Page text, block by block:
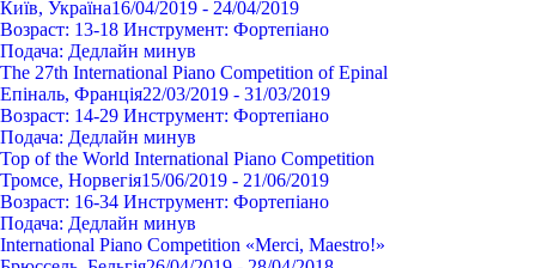
Київ, Україна16/04/2019 - 24/04/2019
Возраст: 13-18 Инструмент: Фортепіано
Подача: Дедлайн минув
The 27th International Piano Competition of Epinal
Епіналь, Франція22/03/2019 - 31/03/2019
Возраст: 14-29 Инструмент: Фортепіано
Подача: Дедлайн минув
Top of the World International Piano Competition
Тромсе, Норвегія15/06/2019 - 21/06/2019
Возраст: 16-34 Инструмент: Фортепіано
Подача: Дедлайн минув
International Piano Competition «Merci, Maestro!»